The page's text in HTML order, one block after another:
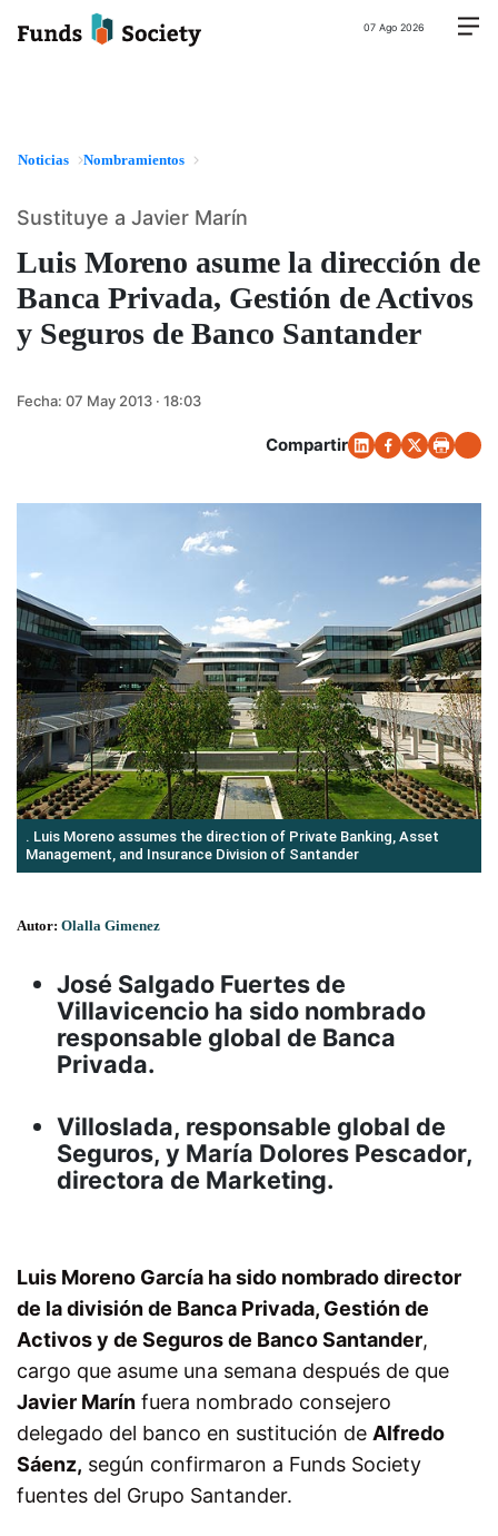
07 Ago 2026
Noticias Nombramientos
Luis Moreno asume la dirección de
Banca Privada, Gestión de Activos
y Seguros de Banco Santander
Sustituye a Javier Marín
Fecha: 07 May 2013 · 18:03
Compartir
. Luis Moreno assumes the direction of Private Banking, Asset
Management, and Insurance Division of Santander
Autor: Olalla Gimenez
José Salgado Fuertes de
Villavicencio ha sido nombrado
responsable global de Banca
Privada.
Villoslada, responsable global de
Seguros, y María Dolores Pescador,
directora de Marketing.
Luis Moreno García ha sido nombrado director
de la división de Banca Privada, Gestión de
Activos y de Seguros de Banco Santander,
cargo que asume una semana después de que
Javier Marín fuera nombrado consejero
delegado del banco en sustitución de Alfredo
Sáenz, según confirmaron a Funds Society
fuentes del Grupo Santander.